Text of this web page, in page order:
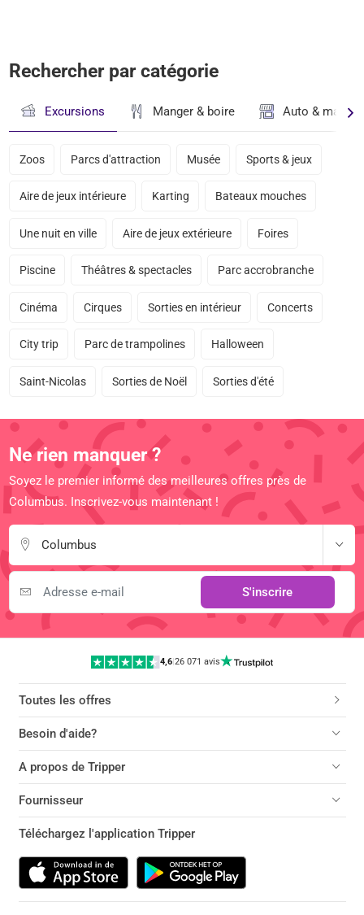
Rechercher par catégorie
Excursions Manger & boire Auto &
Zoos Parcs d'attraction Musée Sports & jeux
Aire de jeux intérieure Karting Bateaux mouches
Une nuit en ville Aire de jeux extérieure Foires
Piscine Théâtres & spectacles Parc accrobranche
Cinéma Cirques Sorties en intérieur Concerts
City trip Parc de trampolines Halloween
Saint-Nicolas Sorties de Noël Sorties d'été
Ne rien manquer ?
Soyez le premier informé des meilleures offres près de
Columbus. Inscrivez-vous maintenant !
Columbus
S'inscrire
4,6|26 071 avis
Toutes les offres
Besoin d'aide?
A propos de Tripper
Fournisseur
Téléchargez l'application Tripper